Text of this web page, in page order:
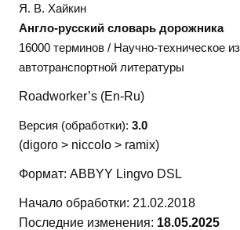
Я. В. Хайкин
Англо-русский словарь дорожника
16000 терминов / Научно-техническое
автотранспортной литературы
Roadworker’s (En-Ru)
Версия (обработки): 3.0
(digoro > niccolo > ramix)
Формат: ABBYY Lingvo DSL
Начало обработки: 21.02.2018
Последние изменения: 18.05.2025